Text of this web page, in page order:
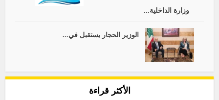
وزارة الداخلية...
الوزير الحجار يستقبل في...
الأكثر قراءة